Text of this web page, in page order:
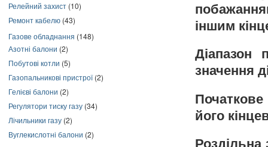
Релейний захист (10)
Ремонт кабелю (43)
Газове обладнання (148)
Азотні балони (2)
Побутові котли (5)
Газопальникові пристрої(2)
Гелієві балони (2)
Регулятори тиску газу (34)
Лічильники газу (2)
Вуглекислотні балони (2)
іншим
Діапазон
значення
його
Роздільна